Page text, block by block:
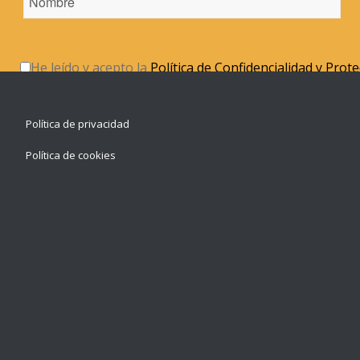
He leído y acepto laPolítica de Confidencialidad y
Política de privacidad
Política de cookies